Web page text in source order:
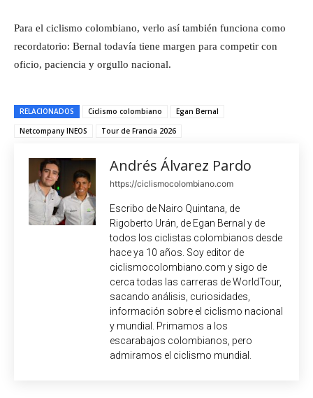
Para el ciclismo colombiano, verlo así también funciona como
recordatorio: Bernal todavía tiene margen para competir con
oficio, paciencia y orgullo nacional.
RELACIONADOS Ciclismo colombiano
Egan Bernal
Netcompany INEOS
Tour de Francia 2026
Andrés Álvarez Pardo
https://ciclismocolombiano.com
Escribo de Nairo Quintana, de
Rigoberto Urán, de Egan Bernal y de
todos los ciclistas colombianos desde
hace ya 10 años. Soy editor de
ciclismocolombiano.com y sigo de
cerca todas las carreras de WorldTour,
sacando análisis, curiosidades,
información sobre el ciclismo nacional
y mundial. Primamos a los
escarabajos colombianos, pero
admiramos el ciclismo mundial.